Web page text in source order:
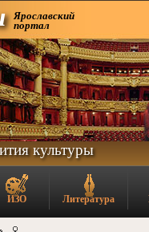
Ярославский
портал
культуры
ИЗО Литература